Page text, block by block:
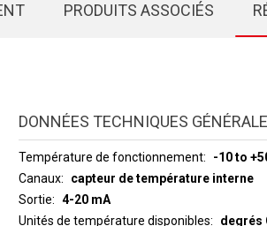
PRODUITS ASSOCIÉS
DONNÉES TECHNIQUES
Température de fonctionnement
-10 to
Canaux
capteur de température interne
Sortie
4-20 mA
Unités de température disponibles
degrés